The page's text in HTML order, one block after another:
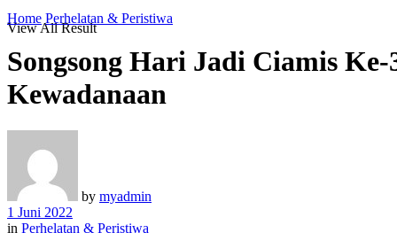
View All Result
Home Perhelatan & Peristiwa
Songsong Hari Jadi Ciamis
Kewadanaan
by myadmin
1 Juni 2022
in Perhelatan & Peristiwa